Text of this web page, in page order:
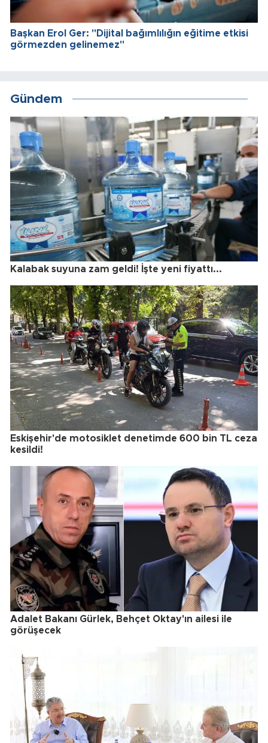
Başkan Erol Ger: "Dijital bağımlılığın eğitime etkisi
görmezden gelinemez"
Gündem
Kalabak suyuna zam geldi! İşte yeni fiyattı...
Eskişehir'de motosiklet denetimde 600 bin TL ceza
kesildi!
Adalet Bakanı Gürlek, Behçet Oktay'ın ailesi ile
görüşecek